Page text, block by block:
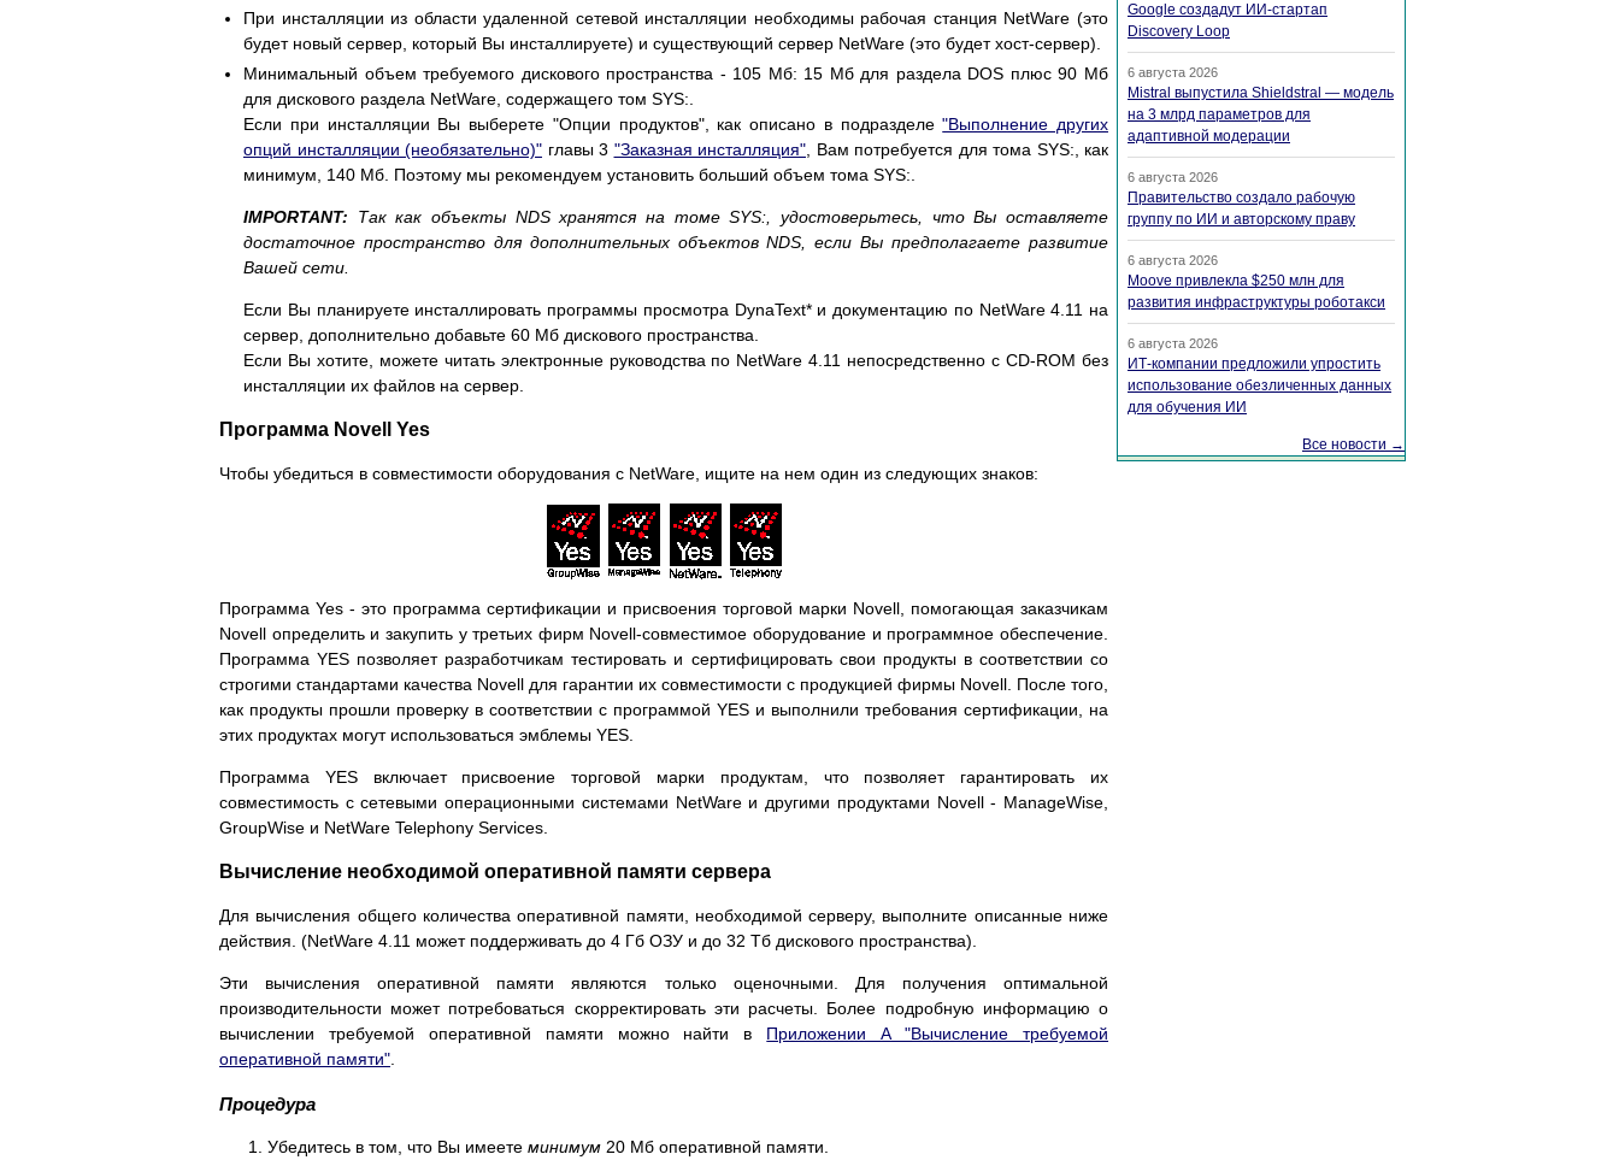
При инсталляции из области удаленной сетевой инсталляции необходимы рабочая станция NetWare (это
будет новый сервер, который Вы инсталлируете) и существующий сервер NetWare (это будет хост-сервер).
Минимальный объем требуемого дискового пространства - 105 Мб: 15 Мб для раздела DOS плюс 90 Мб
для дискового раздела NetWare, содержащего том SYS:.
Если при инсталляции Вы выберете "Опции продуктов", как описано в подразделе"Выполнение других
опций инсталляции (необязательно)" главы 3 "Заказная инсталляция" , Вам потребуется для тома SYS:, как
минимум, 140 Мб. Поэтому мы рекомендуем установить больший объем тома SYS:.
IMPORTANT: Так как объекты NDS хранятся на томе SYS:, удостоверьтесь, что Вы оставляете
достаточное пространство для дополнительных объектов NDS, если Вы предполагаете развитие
Вашей сети.
Если Вы планируете инсталлировать программы просмотра DynaText* и документацию по NetWare 4.11 на
сервер, дополнительно добавьте 60 Мб дискового пространства.
Если Вы хотите, можете читать электронные руководства по NetWare 4.11 непосредственно с CD-ROM без
инсталляции их файлов на сервер.
Программа Novell Yes
Чтобы убедиться в совместимости оборудования с NetWare, ищите на нем один из следующих знаков:
Программа Yes - это программа сертификации и присвоения торговой марки Novell, помогающая заказчикам
Novell определить и закупить у третьих фирм Novell-совместимое оборудование и программное обеспечение.
Программа YES позволяет разработчикам тестировать и сертифицировать свои продукты в соответствии со
строгими стандартами качества Novell для гарантии их совместимости с продукцией фирмы Novell. После того,
как продукты прошли проверку в соответствии с программой YES и выполнили требования сертификации, на
этих продуктах могут использоваться эмблемы YES.
Программа YES включает присвоение торговой марки продуктам, что позволяет гарантировать их
совместимость с сетевыми операционными системами NetWare и другими продуктами Novell - ManageWise,
GroupWise и NetWare Telephony Services.
Вычисление необходимой оперативной памяти сервера
Для вычисления общего количества оперативной памяти, необходимой серверу, выполните описанные ниже
действия. (NetWare 4.11 может поддерживать до 4 Гб ОЗУ и до 32 Тб дискового пространства).
Эти вычисления оперативной памяти являются только оценочными. Для получения оптимальной
производительности может потребоваться cкорректировать эти расчеты. Более подробную информацию о
вычислении требуемой оперативной памяти можно найти в Приложении A "Вычисление требуемой
оперативной памяти"
Процедура
Убедитесь в том, что Вы имеете минимум 20 Мб оперативной памяти.
Google создадут ИИ-стартап
Discovery Loop
6 августа 2026
Mistral выпустила Shieldstral — модель
на 3 млрд параметров для
адаптивной модерации
6 августа 2026
Правительство создало рабочую
группу по ИИ и авторскому праву
6 августа 2026
Moove привлекла $250 млн для
развития инфраструктуры роботакси
6 августа 2026
ИТ-компании предложили упростить
использование обезличенных данных
для обучения ИИ
Все новости →